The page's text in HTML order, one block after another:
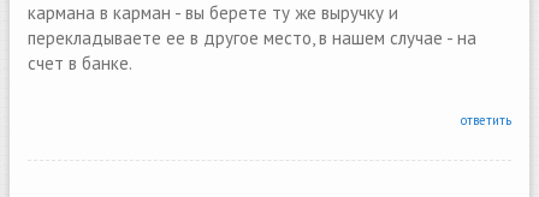
кармана в карман - вы берете ту же выручку и
перекладываете ее в другое место, в нашем случае - на
счет в банке.
ответить